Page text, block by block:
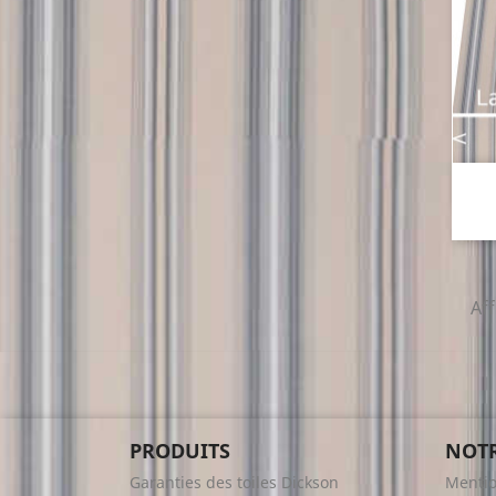
PRODUITS
Garanties des toiles Dickson